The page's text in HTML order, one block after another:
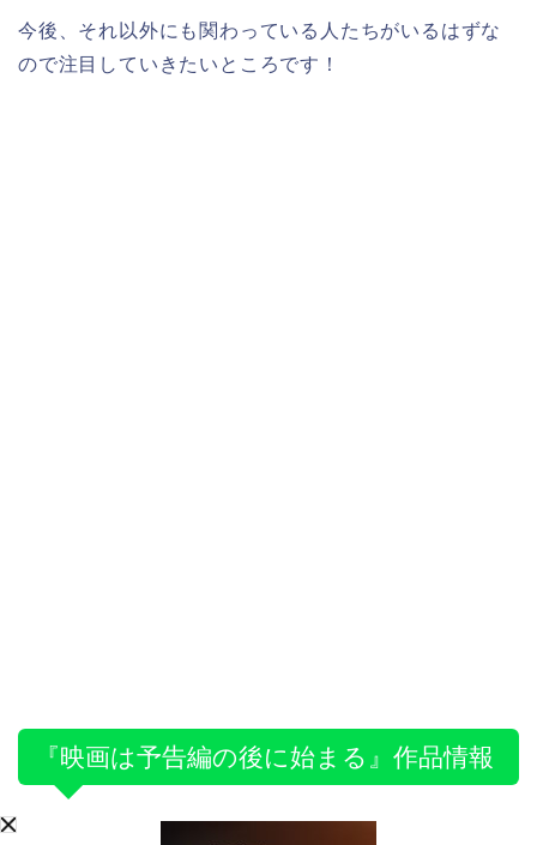
今後、それ以外にも関わっている人たちがいるはずな
ので注目していきたいところです！
『映画は予告編の後に始まる』作品情報